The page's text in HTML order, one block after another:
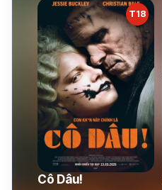
T18
Cô Dâu!